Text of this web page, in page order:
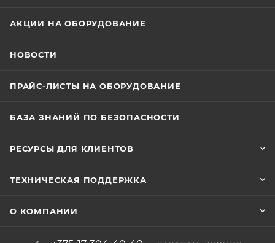
АКЦИИ НА ОБОРУДОВАНИЕ
НОВОСТИ
ПРАЙС-ЛИСТЫ НА ОБОРУДОВАНИЕ
БАЗА ЗНАНИЙ ПО БЕЗОПАСНОСТИ
РЕСУРСЫ ДЛЯ КЛИЕНТОВ
ТЕХНИЧЕСКАЯ ПОДДЕРЖКА
О КОМПАНИИ